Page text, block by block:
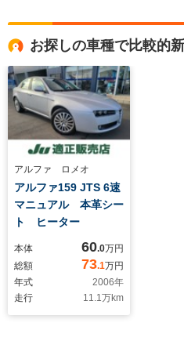
お探しの車種で比較的
アルファ ロメオ
アルファ159 JTS 6速
マニュアル 本革シー
ト ヒーター
本体 60.0万円
総額
73.1万円
年式
2006年
走行
11.1万km